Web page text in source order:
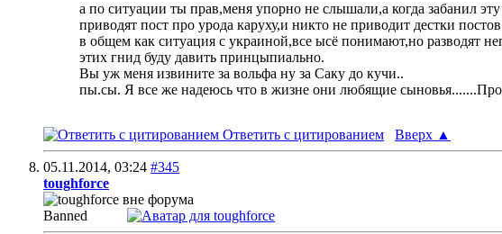
а по ситуации ты прав,меня упорно не слышали,а когда забанил
приводят пост про урода каруху,и никто не приводит дестки
в общем как ситуация с украиной,все ысё понимают,но разводят
этих гнид буду давить принцыпиально.
Вы уж меня извините за вольфа ну за Саку до кучи..
пы.сы. Я все же надеюсь что в жизне они любящие
Ответить с цитированием Вверх ▲
05.11.2014, 03:24 #345
toughforce
Banned